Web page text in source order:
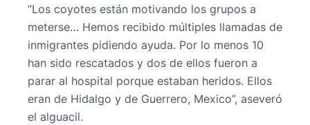
“Los coyotes están motivando los grupos a
meterse… Hemos recibido múltiples llamadas de
inmigrantes pidiendo ayuda. Por lo menos 10
han sido rescatados y dos de ellos fueron a
parar al hospital porque estaban heridos. Ellos
eran de Hidalgo y de Guerrero, Mexico”, aseveró
el alguacil.